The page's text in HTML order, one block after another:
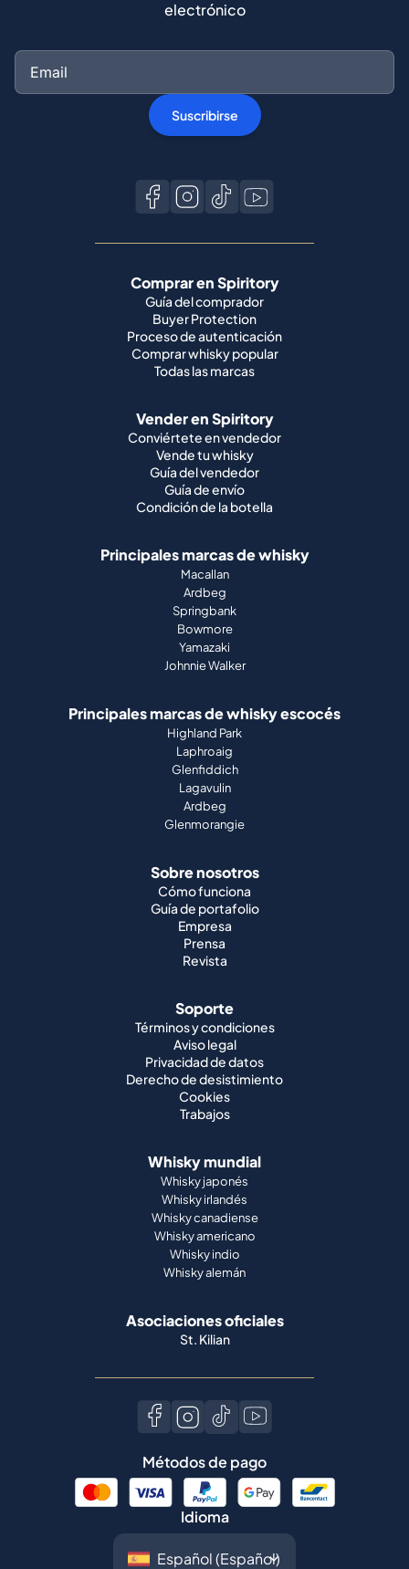
electrónico
Suscribirse
Comprar en Spiritory
Guía del comprador
Buyer Protection
Proceso de autenticación
Comprar whisky popular
Todas las marcas
Vender en Spiritory
Conviértete en vendedor
Vende tu whisky
Guía del vendedor
Guía de envío
Condición de la botella
Principales marcas de whisky
Macallan
Ardbeg
Springbank
Bowmore
Yamazaki
Johnnie Walker
Principales marcas de whisky escocés
Highland Park
Laphroaig
Glenfiddich
Lagavulin
Ardbeg
Glenmorangie
Sobre nosotros
Cómo funciona
Guía de portafolio
Empresa
Prensa
Revista
Soporte
Términos y condiciones
Aviso legal
Privacidad de datos
Derecho de desistimiento
Cookies
Trabajos
Whisky mundial
Whisky japonés
Whisky irlandés
Whisky canadiense
Whisky americano
Whisky indio
Whisky alemán
Asociaciones oficiales
St. Kilian
Métodos de pago
Idioma